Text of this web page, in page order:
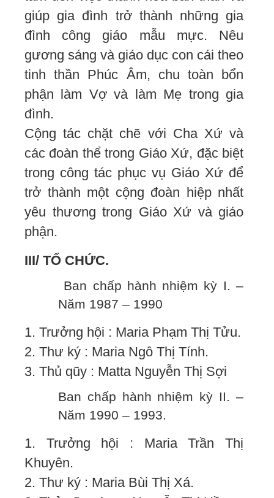
giúp gia đình trở thành những gia
đình công giáo mẫu mực. Nêu
gương sáng và giáo dục con cái theo
tinh thần Phúc Âm, chu toàn bổn
phận làm Vợ và làm Mẹ trong gia
đình.
Cộng tác chặt chẽ với Cha Xứ và
các đoàn thể trong Giáo Xứ, đặc biệt
trong công tác phục vụ Giáo Xứ để
trở thành một cộng đoàn hiệp nhất
yêu thương trong Giáo Xứ và giáo
phận.
III/ TỔ CHỨC.
Ban chấp hành nhiệm kỳ I. –
Năm 1987 – 1990
1. Trưởng hội : Maria Phạm Thị Tửu.
2. Thư ký : Maria Ngô Thị Tính.
3. Thủ qũy : Matta Nguyễn Thị Sợi
Ban chấp hành nhiệm kỳ II. –
Năm 1990 – 1993.
1. Trưởng hội : Maria Trần Thị
Khuyên.
2. Thư ký : Maria Bùi Thị Xá.